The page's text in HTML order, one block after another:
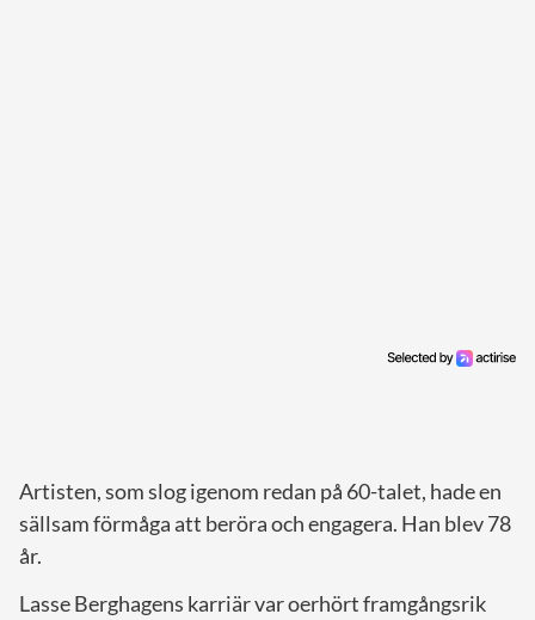
Artisten, som slog igenom redan på 60-talet, hade en
sällsam förmåga att beröra och engagera. Han blev 78
år.
Lasse Berghagens karriär var oerhört framgångsrik